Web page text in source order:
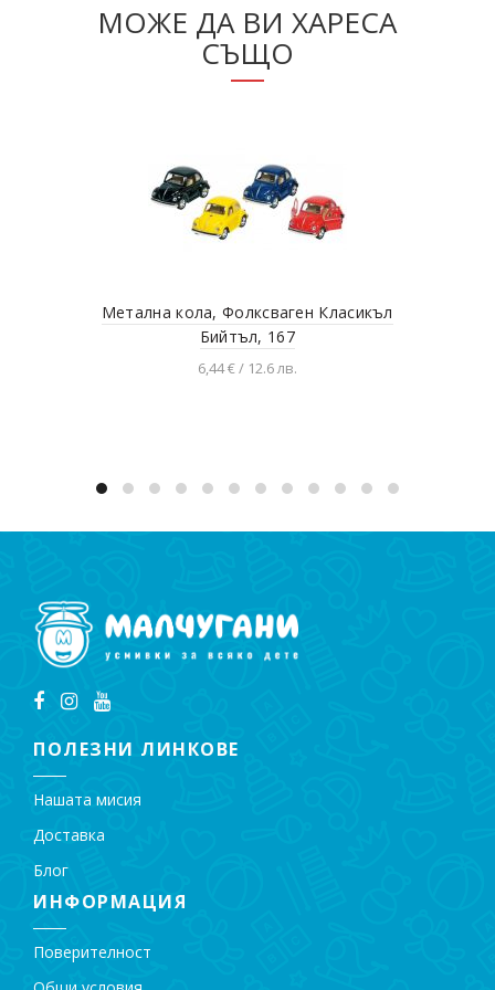
МОЖЕ ДА ВИ ХАРЕСА
СЪЩО
Метална кола, Фолксваген Класикъл
Бийтъл, 167
6,44 € / 12.6 лв.
ПОЛЕЗНИ ЛИНКОВЕ
Нашата мисия
Доставка
Блог
ИНФОРМАЦИЯ
Поверителност